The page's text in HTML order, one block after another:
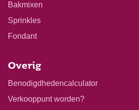
Bakmixen
Sprinkles
Fondant
Overig
Benodigdhedencalculator
Verkooppunt worden?